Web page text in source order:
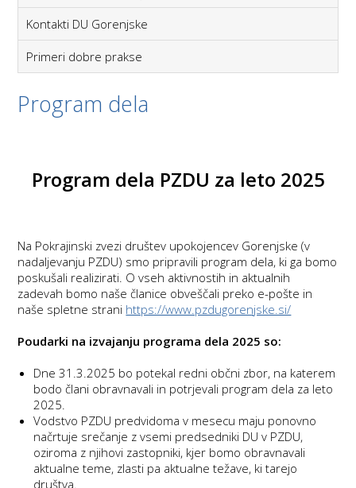
Kontakti DU Gorenjske
Primeri dobre prakse
Program dela
Program dela PZDU za leto 2025
Na Pokrajinski zvezi društev upokojencev Gorenjske (v
nadaljevanju PZDU) smo pripravili program dela, ki ga bomo
poskušali realizirati. O vseh aktivnostih in aktualnih
zadevah bomo naše članice obveščali preko e-pošte in
naše spletne strani https://www.pzdugorenjske.si/
Poudarki na izvajanju programa dela 2025 so:
Dne 31.3.2025 bo potekal redni občni zbor, na katerem
bodo člani obravnavali in potrjevali program dela za leto
2025.
Vodstvo PZDU predvidoma v mesecu maju ponovno
načrtuje srečanje z vsemi predsedniki DU v PZDU,
oziroma z njihovi zastopniki, kjer bomo obravnavali
aktualne teme, zlasti pa aktualne težave, ki tarejo
društva.